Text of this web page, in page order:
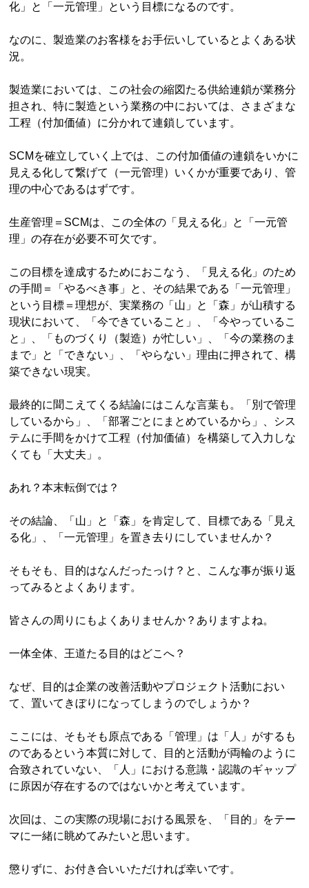
化」と「一元管理」という目標になるのです。
なのに、製造業のお客様をお手伝いしているとよくある状
況。
製造業においては、この社会の縮図たる供給連鎖が業務分
担され、特に製造という業務の中においては、さまざまな
工程（付加価値）に分かれて連鎖しています。
SCMを確立していく上では、この付加価値の連鎖をいかに
見える化して繋げて（一元管理）いくかが重要であり、管
理の中心であるはずです。
生産管理＝SCMは、この全体の「見える化」と「一元管
理」の存在が必要不可欠です。
この目標を達成するためにおこなう、「見える化」のため
の手間＝「やるべき事」と、その結果である「一元管理」
という目標＝理想が、実業務の「山」と「森」が山積する
現状において、「今できていること」、「今やっているこ
と」、「ものづくり（製造）が忙しい」、「今の業務のま
まで」と「できない」、「やらない」理由に押されて、構
築できない現実。
最終的に聞こえてくる結論にはこんな言葉も。「別で管理
しているから」、「部署ごとにまとめているから」、シス
テムに手間をかけて工程（付加価値）を構築して入力しな
くても「大丈夫」。
あれ？本末転倒では？
その結論、「山」と「森」を肯定して、目標である「見え
る化」、「一元管理」を置き去りにしていませんか？
そもそも、目的はなんだったっけ？と、こんな事が振り返
ってみるとよくあります。
皆さんの周りにもよくありませんか？ありますよね。
一体全体、王道たる目的はどこへ？
なぜ、目的は企業の改善活動やプロジェクト活動におい
て、置いてきぼりになってしまうのでしょうか？
ここには、そもそも原点である「管理」は「人」がするも
のであるという本質に対して、目的と活動が両輪のように
合致されていない、「人」における意識・認識のギャップ
に原因が存在するのではないかと考えています。
次回は、この実際の現場における風景を、「目的」をテー
マに一緒に眺めてみたいと思います。
懲りずに、お付き合いいただければ幸いです。